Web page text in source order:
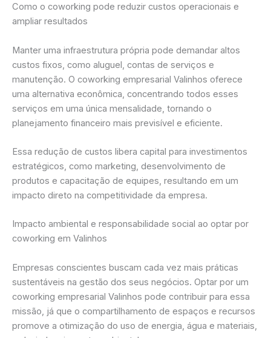
Como o coworking pode reduzir custos operacionais e
ampliar resultados
Manter uma infraestrutura própria pode demandar altos
custos fixos, como aluguel, contas de serviços e
manutenção. O coworking empresarial Valinhos oferece
uma alternativa econômica, concentrando todos esses
serviços em uma única mensalidade, tornando o
planejamento financeiro mais previsível e eficiente.
Essa redução de custos libera capital para investimentos
estratégicos, como marketing, desenvolvimento de
produtos e capacitação de equipes, resultando em um
impacto direto na competitividade da empresa.
Impacto ambiental e responsabilidade social ao optar por
coworking em Valinhos
Empresas conscientes buscam cada vez mais práticas
sustentáveis na gestão dos seus negócios. Optar por um
coworking empresarial Valinhos pode contribuir para essa
missão, já que o compartilhamento de espaços e recursos
promove a otimização do uso de energia, água e materiais,